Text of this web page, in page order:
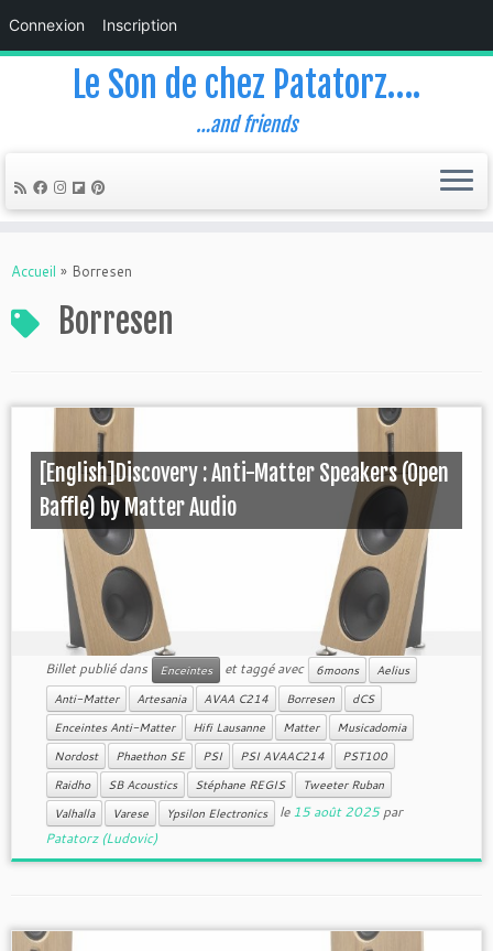
Connexion Inscription
Le Son de chez Patatorz….
…and friends
Accueil » Borresen
Borresen
[English]Discovery : Anti-Matter Speakers (Open
Baffle) by Matter Audio
Billet publié dans Enceintes et taggé avec 6moons
Aelius
Anti-Matter
Artesania AVAA C214 Borresen
dCS
Enceintes Anti-Matter
Hifi Lausanne Matter
Musicadomia
Nordost
Phaethon SE PSI PSI AVAAC214
PST100
Raidho
SB Acoustics Stéphane REGIS
Tweeter Ruban
Valhalla
Varese Ypsilon Electronics le15 août 2025 par
Patatorz (Ludovic)